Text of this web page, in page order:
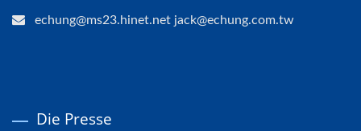
echung@ms23.hinet.net jack@echung.com.tw
Die Presse